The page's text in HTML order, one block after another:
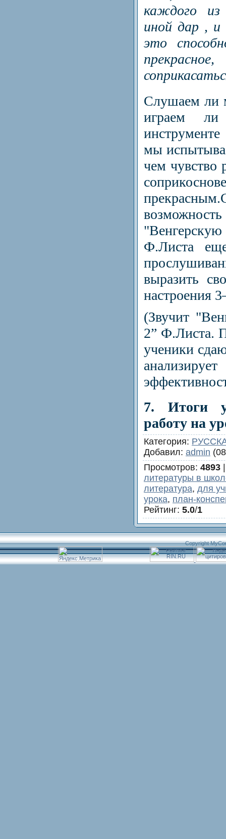
каждого
иной дар , и
это
Слушаем ли
играем
мы
чем чувство
прекрасным.
Ф.Листа
выразить
настроения
(Звучит
2” Ф.Листа.
ученики
7. Итоги
работу на
Категория:
Добавил: admin
Просмотров: 4893
литературы в
литература, для
урока, план-
Рейтинг: 5.0/1
Copyright